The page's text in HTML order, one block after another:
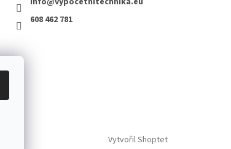
608 462 781
Vytvořil Shoptet